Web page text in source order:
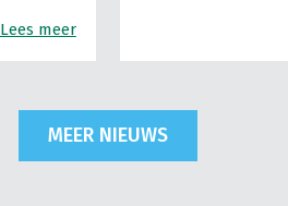
Lees meer
MEER NIEUWS